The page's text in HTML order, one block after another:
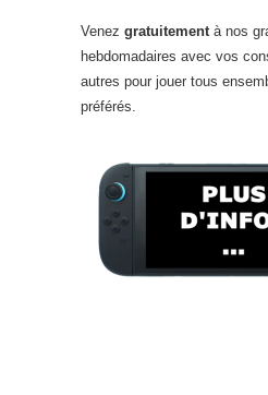
Venez gratuitement à nos
hebdomadaires avec vos
autres pour jouer tous
préférés.